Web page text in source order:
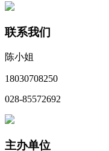
联系我们
陈小姐
18030708250
028-85572692
主办单位